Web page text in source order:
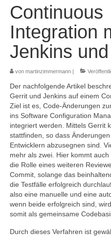
IT-Blog
Referenzen
Kontakt
Datenschutz
Continuous
Integration
Jenkins
von martinzimmermann |
Der nachfolgende Artikel
Gerrit und Jenkins auf einem
Ziel ist es, Code-Änderungen
ins Software Configuration
integriert werden. Mittels Gerrit
stattfinden, so dass
Entwicklern abzusegnen sind.
mehr als zwei. Hier kommt
die Rolle eines weiteren
Commit, solange das
die Testfälle erfolgreich
also eine manuelle und eine
wenn beide erfolgreich sind,
somit als gemeinsame
Durch dieses Verfahren ist